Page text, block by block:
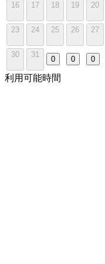
16 17 18 19 20
23 24 25 26 27
30 31
0 0 0
利用可能時間